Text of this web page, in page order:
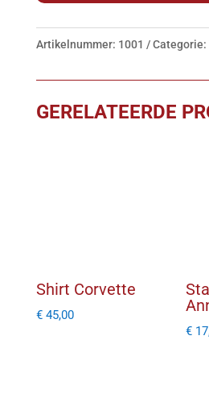
Artikelnummer: 1001 Categorie:
GERELATEERDE
Shirt Corvette
€45,00
€